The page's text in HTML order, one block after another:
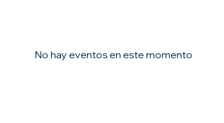
No hay eventos en este momento